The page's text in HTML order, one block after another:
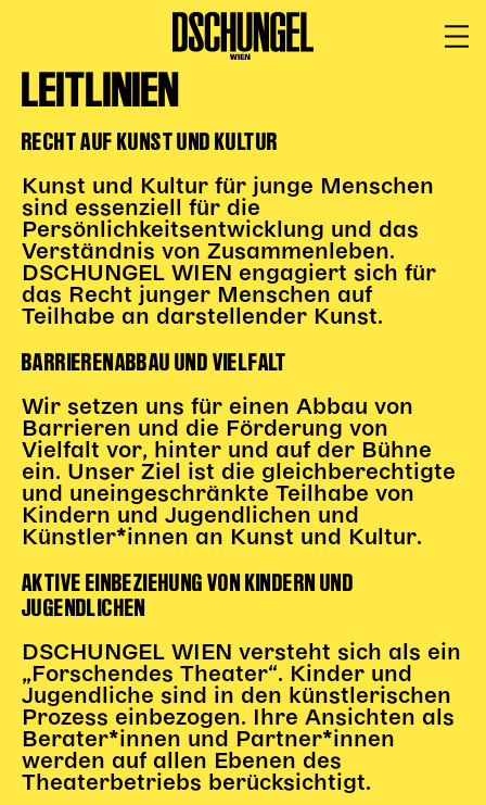
PROGRAMM
Spielplan
Festivals
Wild & Schön Festival
Gastspiele
Extras
Archiv
MITSPIELEN
Macht Wahn Sinn
Kinder Kunst
Abenteuernacht
Kinder-Redaktion
Junge Kunst
Next Generation
Angewandte + DSCHUNGEL WIEN
MAGMA 25/26
Dramaturgie + Stadt
LEITLINIEN
RECHT AUF KUNST UND KULTUR
Kunst und Kultur für junge Menschen
sind essenziell für die
Persönlichkeitsentwicklung und das
Verständnis von Zusammenleben.
DSCHUNGEL WIEN engagiert sich für
das Recht junger Menschen auf
Teilhabe an darstellender Kunst.
BARRIERENABBAU UND VIELFALT
Wir setzen uns für einen Abbau von
Barrieren und die Förderung von
Vielfalt vor, hinter und auf der Bühne
ein. Unser Ziel ist die gleichberechtigte
und uneingeschränkte Teilhabe von
Kindern und Jugendlichen und
Künstler*innen an Kunst und Kultur.
AKTIVE EINBEZIEHUNG VON KINDERN UND
JUGENDLICHEN
DSCHUNGEL WIEN versteht sich als ein
„Forschendes Theater“. Kinder und
Jugendliche sind in den künstlerischen
Prozess einbezogen. Ihre Ansichten als
Berater*innen und Partner*innen
werden auf allen Ebenen des
Theaterbetriebs berücksichtigt.